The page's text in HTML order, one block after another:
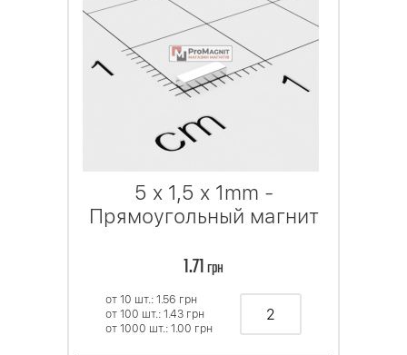
5 x 1,5 x 1mm -
Прямоугольный магнит
1.71 грн
от 10 шт.: 1.56 грн
от 100 шт.: 1.43 грн
от 1000 шт.: 1.00 грн